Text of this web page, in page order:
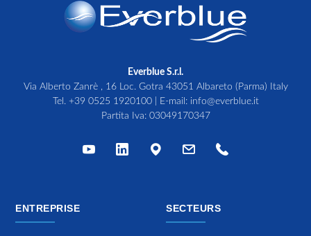
Everblue S.r.l.
Via Alberto Zanrè , 16 Loc. Gotra 43051 Albareto (Parma) Italy
Tel. +39 0525 1920100| E-mail: info@everblue.it
Partita Iva: 03049170347
ENTREPRISE SECTEURS